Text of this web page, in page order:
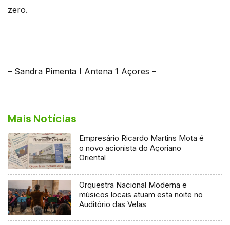
zero.
– Sandra Pimenta I Antena 1 Açores –
Mais Notícias
Empresário Ricardo Martins Mota é
o novo acionista do Açoriano
Oriental
Orquestra Nacional Moderna e
músicos locais atuam esta noite no
Auditório das Velas